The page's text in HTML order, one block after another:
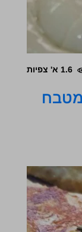
1.6 א' צפיות